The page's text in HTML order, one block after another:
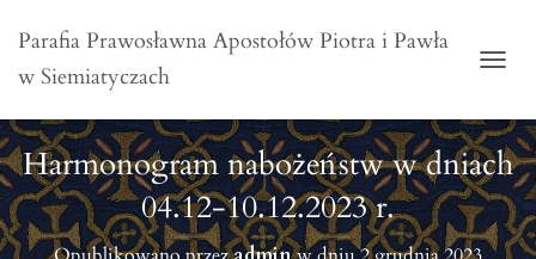
Parafia Prawosławna Apostołów Piotra i Pawła
w Siemiatyczach
Harmonogram nabożeństw w dniach
04.12-10.12.2023 r.